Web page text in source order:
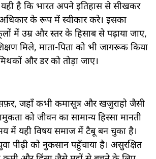
है कि भारत अपने इतिहास से सीखकर
के रूप में स्वीकार करे। इसका
में उम्र और स्तर के हिसाब से पढ़ाया जाए,
मिले, माता-पिता को भी जागरूक किया
और डर को तोड़ा जाए।
जहाँ कभी कमासूत्र और खजुराहो जैसी
को जीवन का सामान्य हिस्सा मानती
में यही विषय समाज में टैबू बन चुका है।
पीढ़ी को नुकसान पहुँचाया है। असुरक्षित